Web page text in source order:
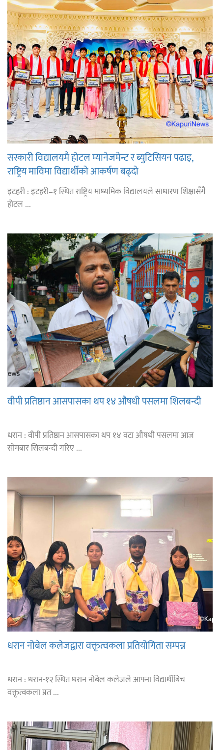
सरकारी विद्यालयमै होटल म्यानेजमेन्ट र ब्युटिसियन पढाइ,
राष्ट्रिय माविमा विद्यार्थीको आकर्षण बढ्दो
इटहरी : इटहरी–१ स्थित राष्ट्रिय माध्यमिक विद्यालयले साधारण शिक्षासँगै
होटल ...
वीपी प्रतिष्ठान आसपासका थप १४ औषधी पसलमा शिलबन्दी
धरान : वीपी प्रतिष्ठान आसपासका थप १४ वटा औषधी पसलमा आज
सोमबार सिलबन्दी गरिए ...
धरान नोबेल कलेजद्वारा वक्तृत्वकला प्रतियोगिता सम्पन्न
धरान : धरान-१२ स्थित धरान नोबेल कलेजले आफ्ना विद्यार्थीबिच
वक्तृत्वकला प्रत ...